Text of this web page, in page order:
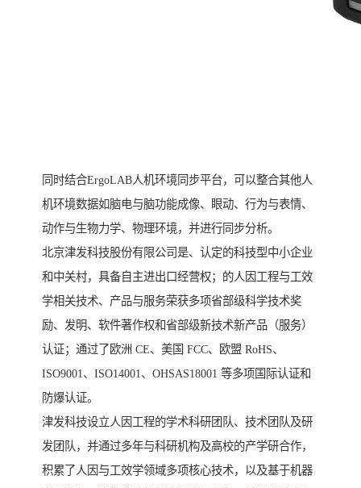
同时结合ErgoLAB人机环境同步平台，可以整合其他人
机环境数据如脑电与脑功能成像、眼动、行为与表情、
动作与生物力学、物理环境，并进行同步分析。
北京津发科技股份有限公司是、认定的科技型中小企业
和中关村，具备自主进出口经营权；的人因工程与工效
学相关技术、产品与服务荣获多项省部级科学技术奖
励、发明、软件著作权和省部级新技术新产品（服务）
认证；通过了欧洲 CE、美国 FCC、欧盟 RoHS、
ISO9001、ISO14001、OHSAS18001 等多项国际认证和
防爆认证。
津发科技设立人因工程的学术科研团队、技术团队及研
发团队，并通过多年与科研机构及高校的产学研合作，
积累了人因与工效学领域多项核心技术，以及基于机器